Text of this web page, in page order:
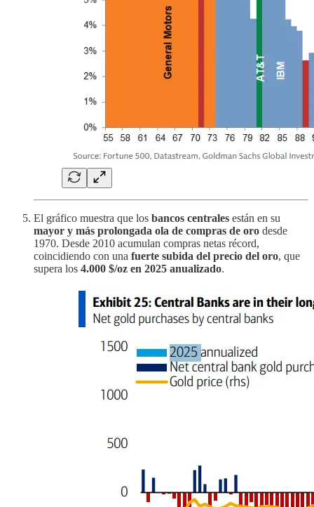
El gráfico muestra que los bancos centrales están en su
mayor y más prolongada ola de compras de oro desde
1970. Desde 2010 acumulan compras netas récord,
coincidiendo con una fuerte subida del precio del oro, que
supera los 4.000 $/oz en 2025 anualizado.